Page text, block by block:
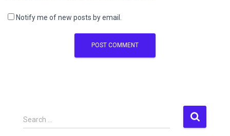
Notify me of new posts by email.
S
e
Search …